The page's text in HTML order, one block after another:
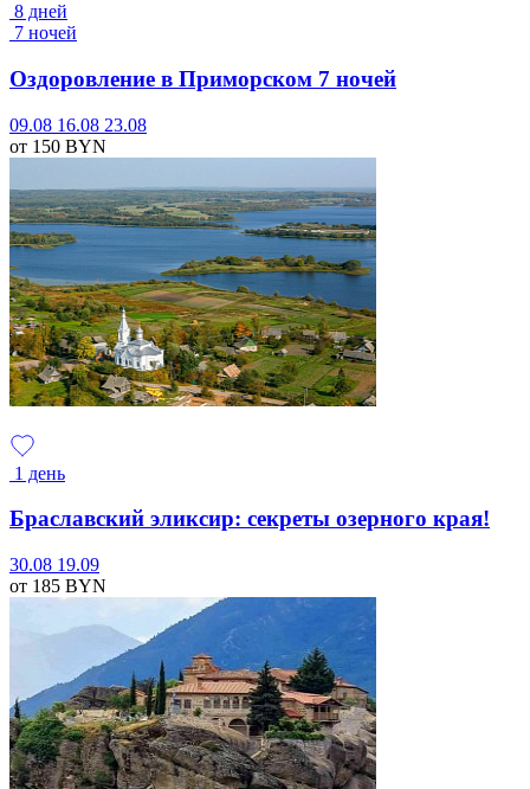
8 дней
7 ночей
Оздоровление в Приморском 7 ночей
09.08 16.08 23.08
от 150 BYN
1 день
Браславский эликсир: секреты озерного края!
30.08 19.09
от 185 BYN